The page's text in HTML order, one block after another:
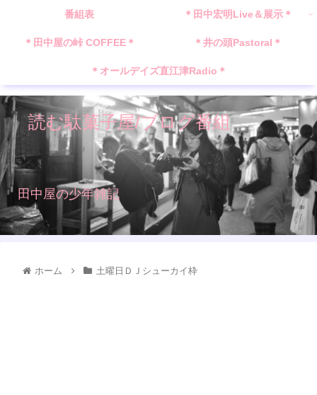
読む駄菓子屋/ブログ番組
田中屋の少年雑記
番組表 ＊田中宏明Live＆展示＊
＊田中屋の峠 COFFEE＊ ＊井の頭Pastoral＊
＊オールデイズ直江津Radio＊
ホーム 土曜日ＤＪシューカイ枠